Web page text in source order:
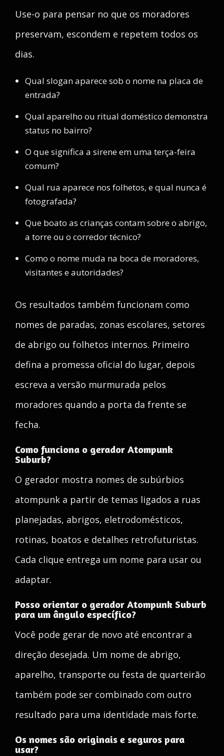
Use-o para pensar no que os moradores
preservam, escondem e repetem todos os
dias.
Qual slogan aparece sob o nome na placa de
entrada?
Qual aparelho ou ritual doméstico demonstra
status no bairro?
O que significa a sirene em uma terça-feira
comum?
Qual rua aparece nos folhetos, e qual nunca é
fotografada?
Que boato as crianças contam sobre o abrigo,
a torre ou o corredor técnico?
Como o nome muda na boca de moradores,
visitantes e autoridades?
Os resultados também funcionam como
nomes de paradas, zonas escolares, setores
de abrigo ou folhetos internos. Primeiro
defina a promessa oficial do lugar, depois
escreva a versão murmurada pelos
moradores quando a porta da frente se
fecha.
Como funciona o gerador Atompunk
Suburb?
O gerador mostra nomes de subúrbios
atompunk a partir de temas ligados a ruas
planejadas, abrigos, eletrodomésticos,
rotinas, boatos e detalhes retrofuturistas.
Cada clique entrega um nome para usar ou
adaptar.
Posso orientar o gerador Atompunk Suburb
para um ângulo específico?
Você pode gerar de novo até encontrar a
direção desejada. Um nome de abrigo,
aparelho, transporte ou festa de quarteirão
também pode ser combinado com outro
resultado para uma identidade mais forte.
Os nomes são originais e seguros para
usar?